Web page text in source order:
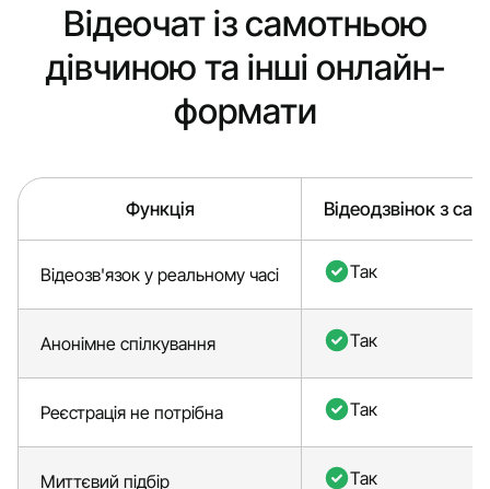
Відеочат із самотньою
дівчиною та інші онлайн-
формати
Функція Відеодзвінок з
Відеозв'язок у реальному часі Так
Анонімне спілкування Так
Реєстрація не потрібна Так
Миттєвий підбір Так